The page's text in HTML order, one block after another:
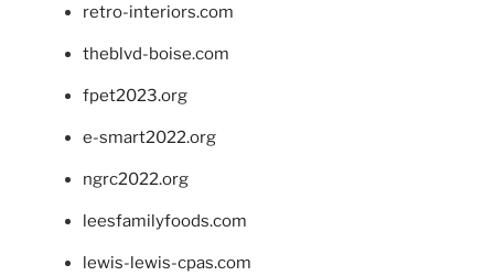
retro-interiors.com
theblvd-boise.com
fpet2023.org
e-smart2022.org
ngrc2022.org
leesfamilyfoods.com
lewis-lewis-cpas.com